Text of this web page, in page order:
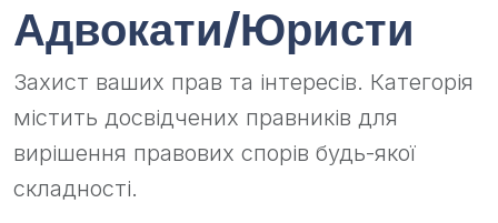
Адвокати/Юристи
Захист ваших прав та інтересів. Категорія
містить досвідчених правників для
вирішення правових спорів будь-якої
складності.